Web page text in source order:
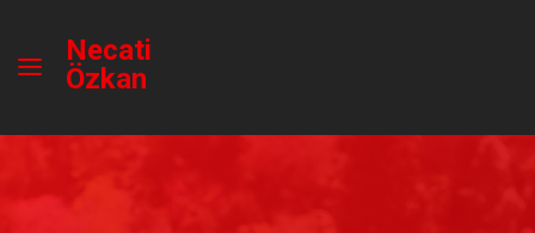
Necati
Özkan